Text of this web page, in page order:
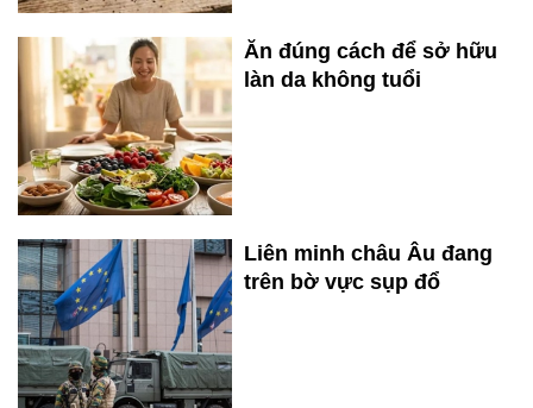
Ăn đúng cách để sở hữu
làn da không tuổi
Liên minh châu Âu đang
trên bờ vực sụp đổ